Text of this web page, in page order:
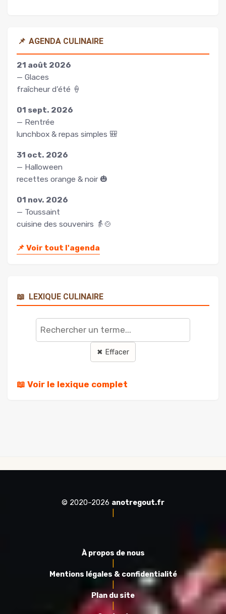
📌 AGENDA CULINAIRE
21 août 2026
— Glaces
fraîcheur d’été 🍦
01 sept. 2026
— Rentrée
lunchbox & repas simples 🎒
31 oct. 2026
— Halloween
recettes orange & noir 🎃
01 nov. 2026
— Toussaint
cuisine des souvenirs 👵🍲
📌 Voir tout l'agenda
📖 LEXIQUE CULINAIRE
Rechercher
terme
✖ Effacer
📖 Voir le lexique complet
© 2020–2026 anotregout.fr
À propos de nous
Mentions légales & confidentialité
Plan du site
|